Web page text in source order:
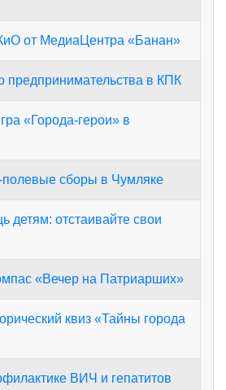
от МедиаЦентра «Банан»
предпринимательства в КПК
«Города‑герои» в
сборы в Чумляке
детям: отстаивайте свои
«Вечер на Патриарших»
квиз «Тайны города
ВИЧ и гепатитов